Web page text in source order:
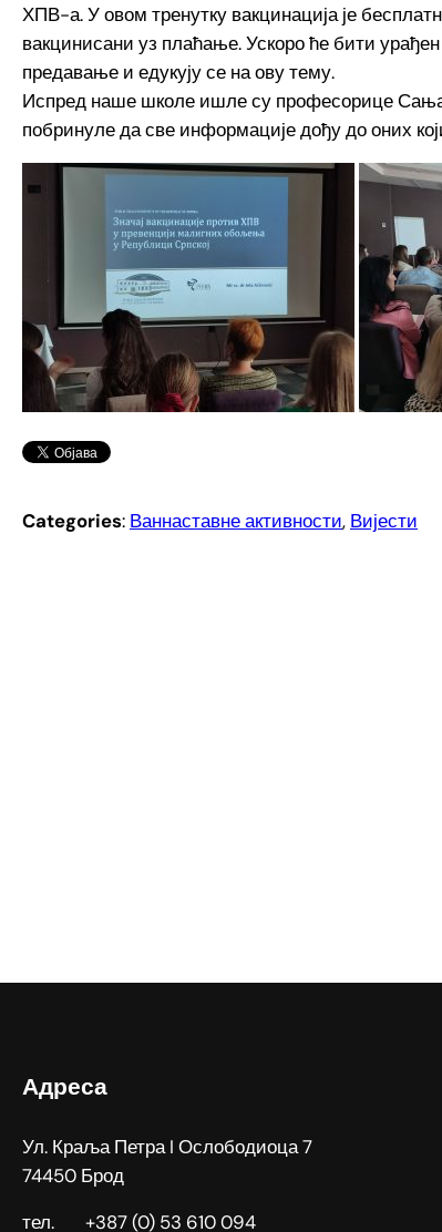
ХПВ-а. У овом тренутку вакцинација је
вакцинисани уз плаћање. Ускоро ће бити
предавање и едукују се на ову тему.
Испред наше школе ишле су професорице
побринуле да све информације дођу до оних
Categories: Ваннаставне активности, Вијести
Адреса
Ул. Краља Петра I Ослободиоца 7
74450 Брод
тел. +387 (0) 53 610 094